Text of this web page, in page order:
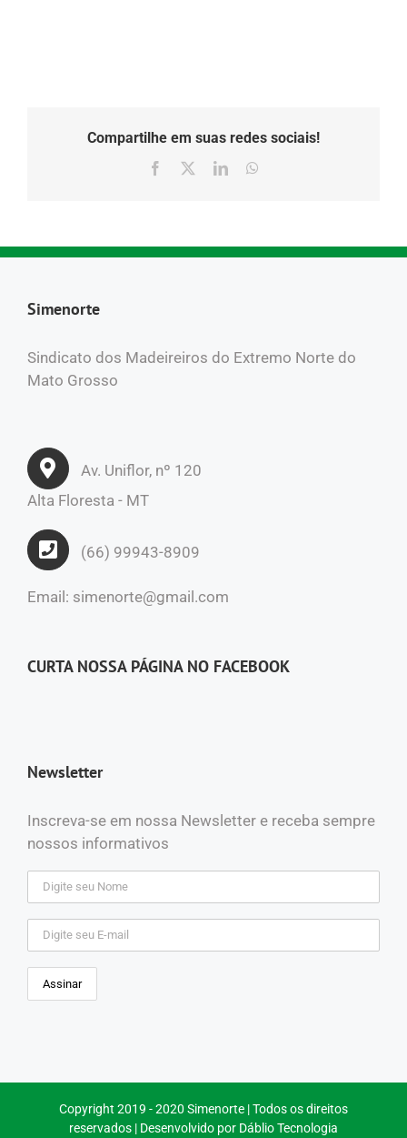
Compartilhe em suas redes sociais!
Facebook LinkedIn
Simenorte
Sindicato dos Madeireiros do Extremo Norte do
Mato Grosso
Av. Uniflor, nº 120
Alta Floresta - MT
(66) 99943-8909
Email: simenorte@gmail.com
CURTA NOSSA PÁGINA NO FACEBOOK
Newsletter
Inscreva-se em nossa Newsletter e receba sempre
nossos informativos
Copyright 2019 - 2020 Simenorte | Todos os direitos
reservados | Desenvolvido por Dáblio Tecnologia